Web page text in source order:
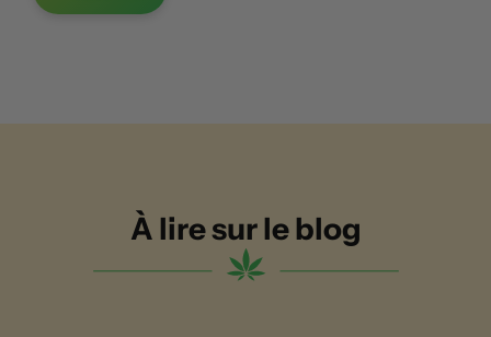
À lire sur le blog